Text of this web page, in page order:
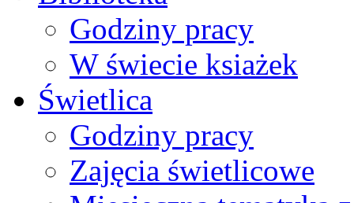
Godziny pracy
W świecie ksiażek
Świetlica
Godziny pracy
Zajęcia świetlicowe